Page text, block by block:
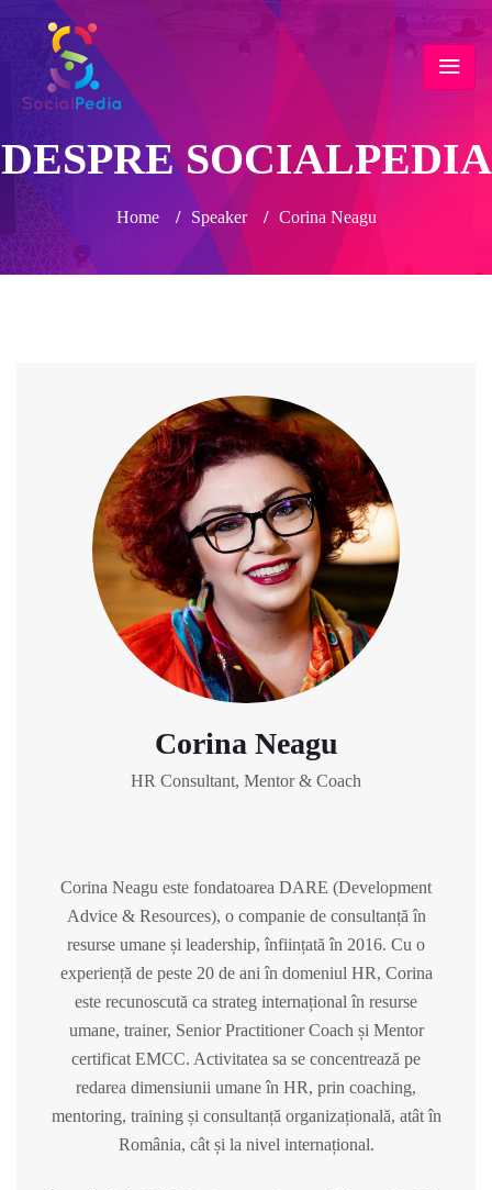
DESPRE SOCIALPEDIA
Home / Speaker / Corina Neagu
Corina Neagu
HR Consultant, Mentor & Coach
Corina Neagu este fondatoarea DARE (Development
Advice & Resources), o companie de consultanță în
resurse umane și leadership, înființată în 2016. Cu o
experiență de peste 20 de ani în domeniul HR, Corina
este recunoscută ca strateg internațional în resurse
umane, trainer, Senior Practitioner Coach și Mentor
certificat EMCC. Activitatea sa se concentrează pe
redarea dimensiunii umane în HR, prin coaching,
mentoring, training și consultanță organizațională, atât în
România, cât și la nivel internațional.